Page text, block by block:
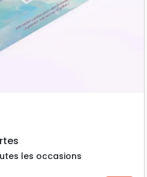
les occasions